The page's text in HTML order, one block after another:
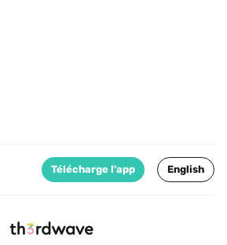
Télécharge l'app English